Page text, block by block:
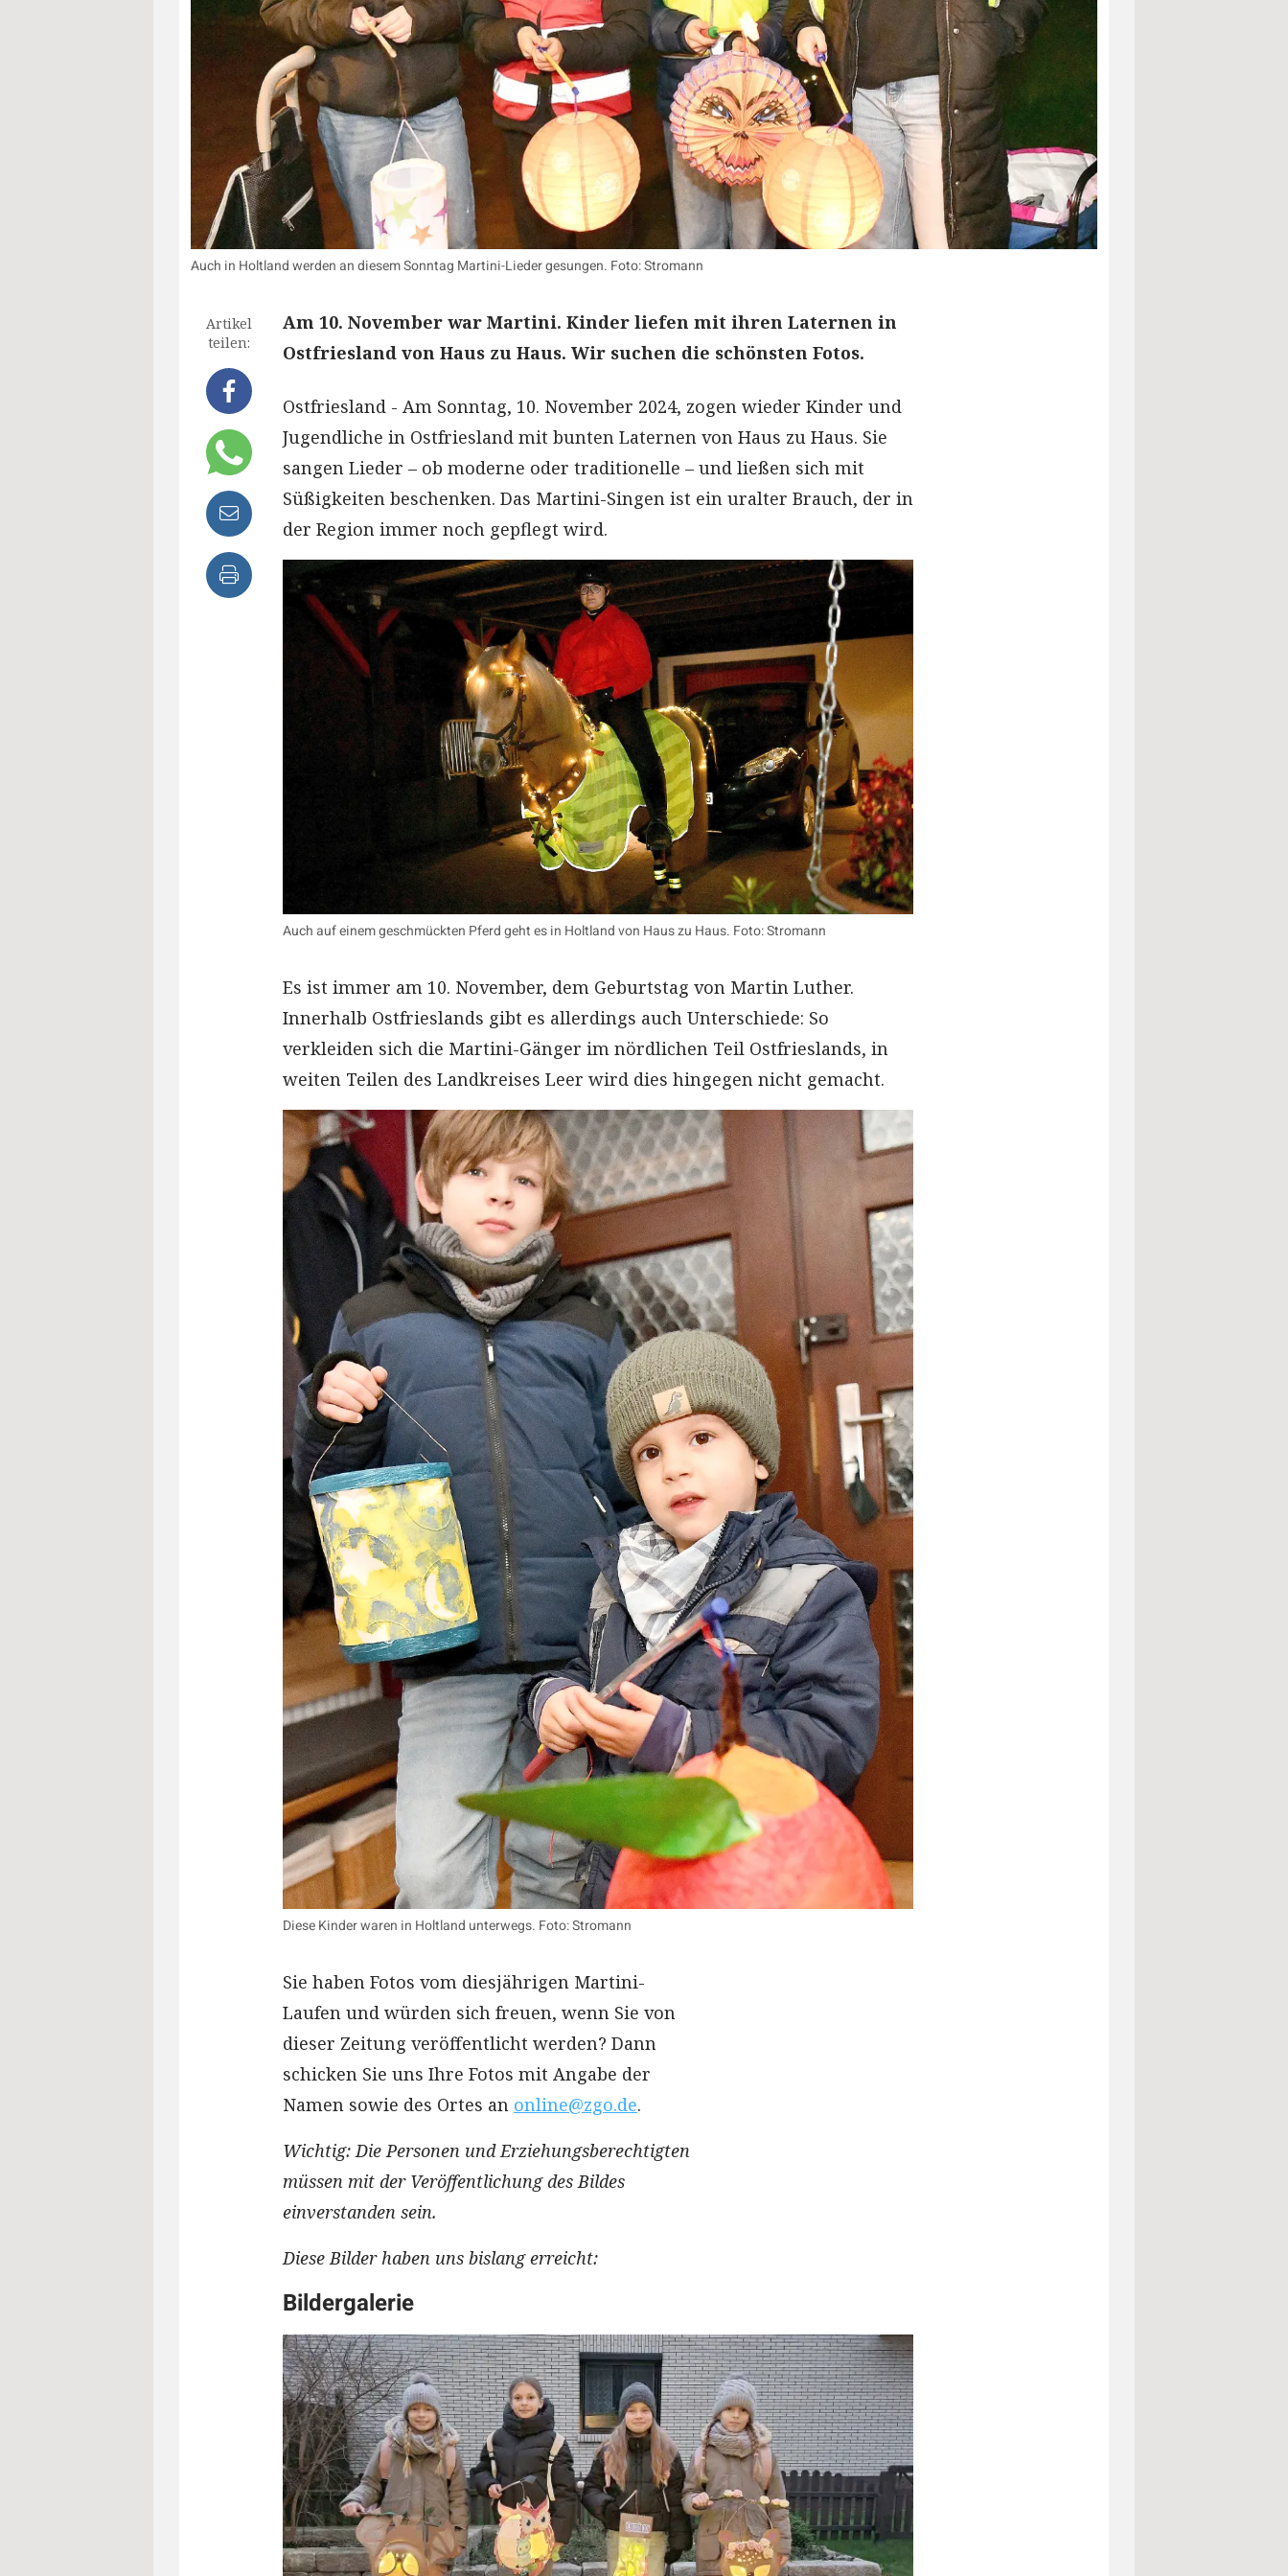
Auch in Holtland werden an diesem Sonntag Martini-Lieder gesungen. Foto: Stromann
Artikel
teilen:
Am 10. November war Martini. Kinder liefen mit ihren Laternen in
Ostfriesland von Haus zu Haus. Wir suchen die schönsten Fotos.
Ostfriesland - Am Sonntag, 10. November 2024, zogen wieder Kinder und
Jugendliche in Ostfriesland mit bunten Laternen von Haus zu Haus. Sie
sangen Lieder – ob moderne oder traditionelle – und ließen sich mit
Süßigkeiten beschenken. Das Martini-Singen ist ein uralter Brauch, der in
der Region immer noch gepflegt wird.
Auch auf einem geschmückten Pferd geht es in Holtland von Haus zu Haus. Foto: Stromann
Es ist immer am 10. November, dem Geburtstag von Martin Luther.
Innerhalb Ostfrieslands gibt es allerdings auch Unterschiede: So
verkleiden sich die Martini-Gänger im nördlichen Teil Ostfrieslands, in
weiten Teilen des Landkreises Leer wird dies hingegen nicht gemacht.
Diese Kinder waren in Holtland unterwegs. Foto: Stromann
Sie haben Fotos vom diesjährigen Martini-
Laufen und würden sich freuen, wenn Sie von
dieser Zeitung veröffentlicht werden? Dann
schicken Sie uns Ihre Fotos mit Angabe der
Namen sowie des Ortes an online@zgo.de.
Wichtig: Die Personen und Erziehungsberechtigten
müssen mit der Veröffentlichung des Bildes
einverstanden sein.
Diese Bilder haben uns bislang erreicht:
Bildergalerie